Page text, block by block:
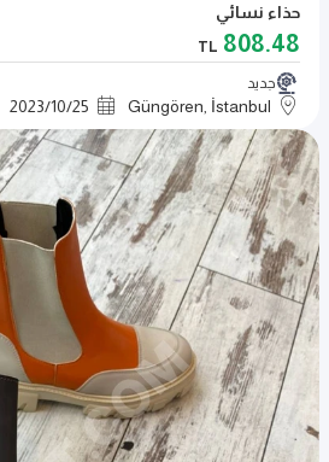
حذاء نسائي
808.48
TL
جديد
Güngören, İstanbul
2023/10/25